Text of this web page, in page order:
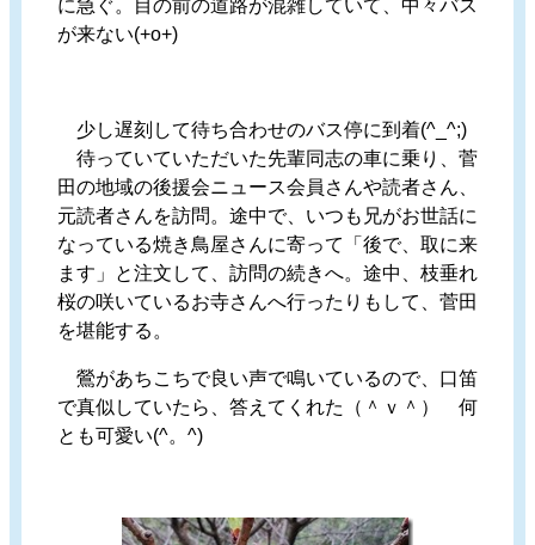
に急ぐ。目の前の道路が混雑していて、中々バス
が来ない(+o+)
少し遅刻して待ち合わせのバス停に到着(^_^;)
待っていていただいた先輩同志の車に乗り、菅
田の地域の後援会ニュース会員さんや読者さん、
元読者さんを訪問。途中で、いつも兄がお世話に
なっている焼き鳥屋さんに寄って「後で、取に来
ます」と注文して、訪問の続きへ。途中、枝垂れ
桜の咲いているお寺さんへ行ったりもして、菅田
を堪能する。
鶯があちこちで良い声で鳴いているので、口笛
で真似していたら、答えてくれた（＾ｖ＾） 何
とも可愛い(^。^)